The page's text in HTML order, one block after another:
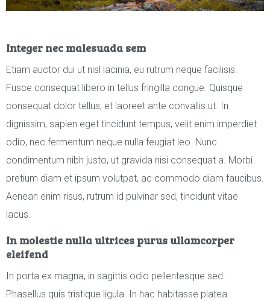
Integer nec malesuada sem
Etiam auctor dui ut nisl lacinia, eu rutrum neque facilisis.
Fusce consequat libero in tellus fringilla congue. Quisque
consequat dolor tellus, et laoreet ante convallis ut. In
dignissim, sapien eget tincidunt tempus, velit enim imperdiet
odio, nec fermentum neque nulla feugiat leo. Nunc
condimentum nibh justo, ut gravida nisi consequat a. Morbi
pretium diam et ipsum volutpat, ac commodo diam faucibus.
Aenean enim risus, rutrum id pulvinar sed, tincidunt vitae
lacus.
In molestie nulla ultrices purus ullamcorper
eleifend
In porta ex magna, in sagittis odio pellentesque sed.
Phasellus quis tristique ligula. In hac habitasse platea